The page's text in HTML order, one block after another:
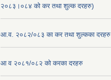
२०८३।०८४ को कर तथा शुल्क दरहरु)
आ.व. २०८२/०८३ का कर तथा शुल्कका दरहरु
आ व २०८१/०८२ को करका दरहरु